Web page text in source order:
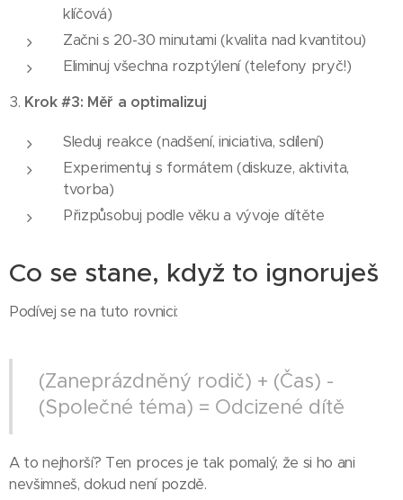
klíčová)
Začni s 20-30 minutami (kvalita nad kvantitou)
Eliminuj všechna rozptýlení (telefony pryč!)
3. Krok #3: Měř a optimalizuj
Sleduj reakce (nadšení, iniciativa, sdílení)
Experimentuj s formátem (diskuze, aktivita,
tvorba)
Přizpůsobuj podle věku a vývoje dítěte
Co se stane, když to ignoruješ
Podívej se na tuto rovnici:
(Zaneprázdněný rodič) + (Čas) -
(Společné téma) = Odcizené dítě
A to nejhorší? Ten proces je tak pomalý, že si ho ani
nevšimneš, dokud není pozdě.